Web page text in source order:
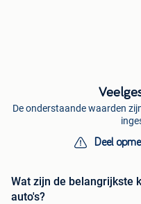
De onderstaande waarden
Deel
Wat zijn de belangrijkste
auto's?